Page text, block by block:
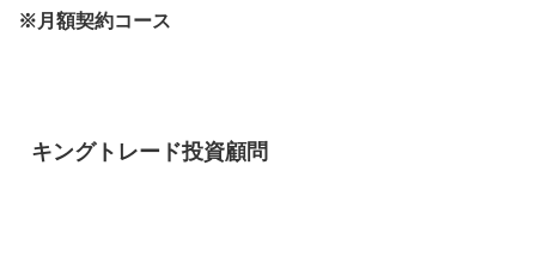
※月額契約コース
キングトレード投資顧問